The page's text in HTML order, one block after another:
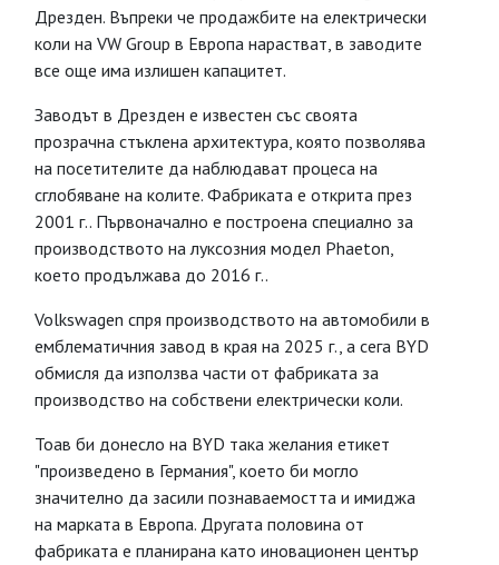
Дрезден. Въпреки че продажбите на електрически
коли на VW Group в Европа нарастват, в заводите
все още има излишен капацитет.
Заводът в Дрезден е известен със своята
прозрачна стъклена архитектура, която позволява
на посетителите да наблюдават процеса на
сглобяване на колите. Фабриката е открита през
2001 г.. Първоначално е построена специално за
производството на луксозния модел Phaeton,
което продължава до 2016 г..
Volkswagen спря производството на автомобили в
емблематичния завод в края на 2025 г., а сега BYD
обмисля да използва части от фабриката за
производство на собствени електрически коли.
Тоав би донесло на BYD така желания етикет
"произведено в Германия", което би могло
значително да засили познаваемостта и имиджа
на марката в Европа. Другата половина от
фабриката е планирана като иновационен център